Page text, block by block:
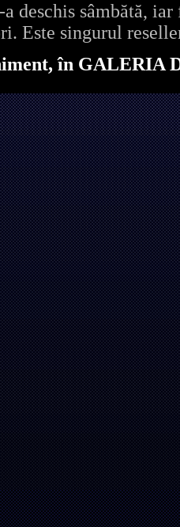
deschis sâmbătă,
Este singurul
în GALERIA